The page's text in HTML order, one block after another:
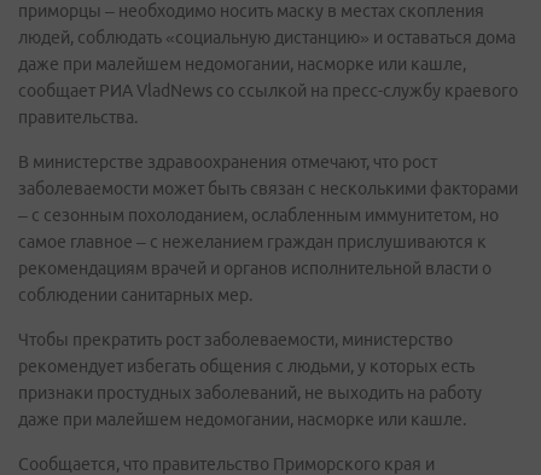
приморцы – необходимо носить маску в местах скопления
людей, соблюдать «социальную дистанцию» и оставаться дома
даже при малейшем недомогании, насморке или кашле,
сообщает РИА VladNews со ссылкой на пресс-службу краевого
правительства.
В министерстве здравоохранения отмечают, что рост
заболеваемости может быть связан с несколькими факторами
– с сезонным похолоданием, ослабленным иммунитетом, но
самое главное – с нежеланием граждан прислушиваются к
рекомендациям врачей и органов исполнительной власти о
соблюдении санитарных мер.
Чтобы прекратить рост заболеваемости, министерство
рекомендует избегать общения с людьми, у которых есть
признаки простудных заболеваний, не выходить на работу
даже при малейшем недомогании, насморке или кашле.
Сообщается, что правительство Приморского края и